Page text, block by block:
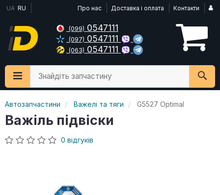
UA RU Про нас Доставка і оплата Контакти
(099) 0547111
(097) 0547111
(063) 0547111
Знайдіть запчастину
Автозапчастини Важелі та тяги G5527 Optimal
Важіль підвіски
0 відгуків